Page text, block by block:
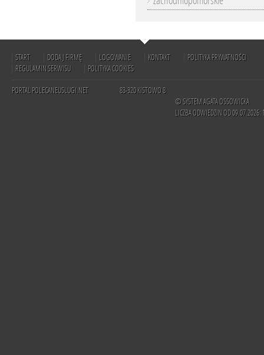
START DODAJ FIRMĘ LOGOWANIE KONTAKT
POLITYKA PRYWATNOŚCI
REGULAMIN SERWISU
POLITYKA COOKIES
PORTAL POLECANEUSLUGI.NET
83-320 KISTOWO 8
© SYSTEM AGATA OSSOWICKA
LICZBA ODWIEDZIN OD 09.07.2026: